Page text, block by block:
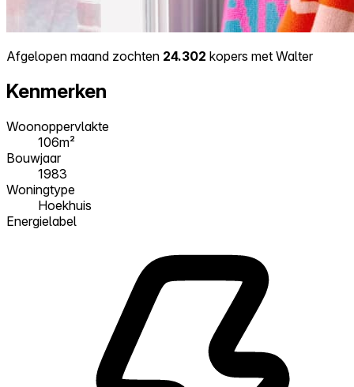
Afgelopen maand zochten 24.302 kopers met Walter
Kenmerken
Woonoppervlakte
106m²
Bouwjaar
1983
Woningtype
Hoekhuis
Energielabel